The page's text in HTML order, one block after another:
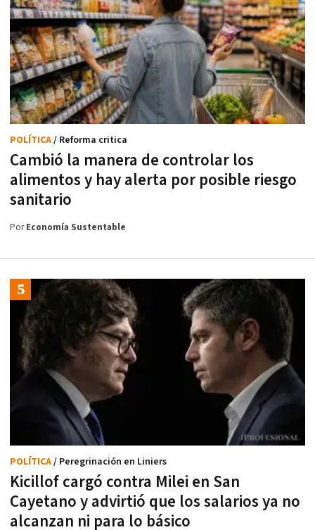
Cambió la manera de controlar los
alimentos y hay alerta por posible riesgo
sanitario
POLÍTICA/ Reforma critica
PorEconomía Sustentable
Kicillof cargó contra Milei en San
Cayetano y advirtió que los salarios ya no
alcanzan ni para lo básico
POLÍTICA/ Peregrinación en Liniers